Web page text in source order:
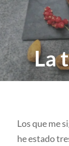
La
Los que me
he estado